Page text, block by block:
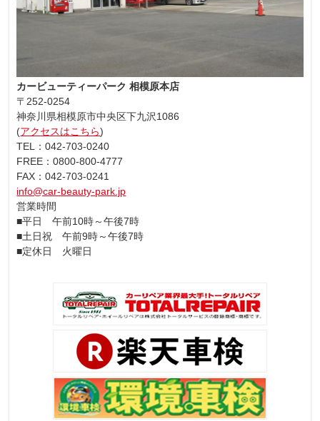
カービューティーパーク 相模原本店
〒252-0254
神奈川県相模原市中央区下九沢1086
(アクセスはこちら)
TEL：042-703-0240
FREE：0800-800-4777
FAX：042-703-0241
info@car-beauty-park.jp
営業時間
■平日 午前10時～午後7時
■土日祝 午前9時～午後7時
■定休日 火曜日